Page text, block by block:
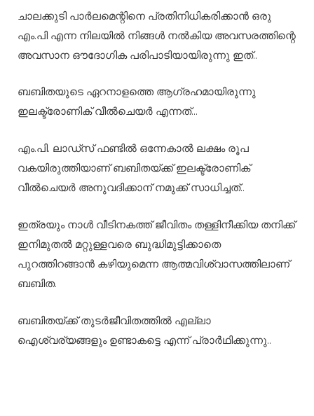
ചാലക്കുടി പാർലമെന്റിനെ പ്രതിനിധികരിക്കാൻ ഒരു
എം.പി എന്ന നിലയിൽ നിങ്ങൾ നൽകിയ അവസരത്തിന്റെ
അവസാന ഔദോഗിക പരിപാടിയായിരുന്നു ഇത്..
ബബിതയുടെ ഏറനാളത്തെ ആഗ്രഹമായിരുന്നു
ഇലക്ട്രോണിക് വീൽചെയർ എന്നത്…
എം.പി. ലാഡ്സ് ഫണ്ടിൽ ഒന്നേകാൽ ലക്ഷം രൂപ
വകയിരുത്തിയാണ് ബബിതയ്ക്ക് ഇലക്ട്രോണിക്
വീൽചെയർ അനുവദിക്കാന് നമുക്ക് സാധിച്ചത്..
ഇത്രയും നാൾ വീടിനകത്ത് ജീവിതം തള്ളിനീക്കിയ തനിക്ക്
ഇനിമുതൽ മറ്റുള്ളവരെ ബുദ്ധിമുട്ടിക്കാതെ
പുറത്തിറങ്ങാൻ കഴിയുമെന്ന ആത്മവിശ്വാസത്തിലാണ്
ബബിത.
ബബിതയ്ക്ക് തുടർജീവിതത്തിൽ എല്ലാ
ഐശ്വര്യങ്ങളും ഉണ്ടാകട്ടെ എന്ന് പ്രാർഥിക്കുന്നു..